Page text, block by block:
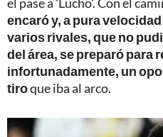
encaró y, a pura
varios rivales, que no
del área, se preparó para
infortunadamente, un
tiroque iba al arco.